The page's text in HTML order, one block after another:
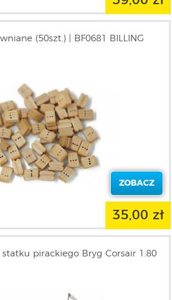
(50szt.) | BF0681 BILLING
ZOBACZ
35,00 zł
pirackiego Bryg Corsair 1:80